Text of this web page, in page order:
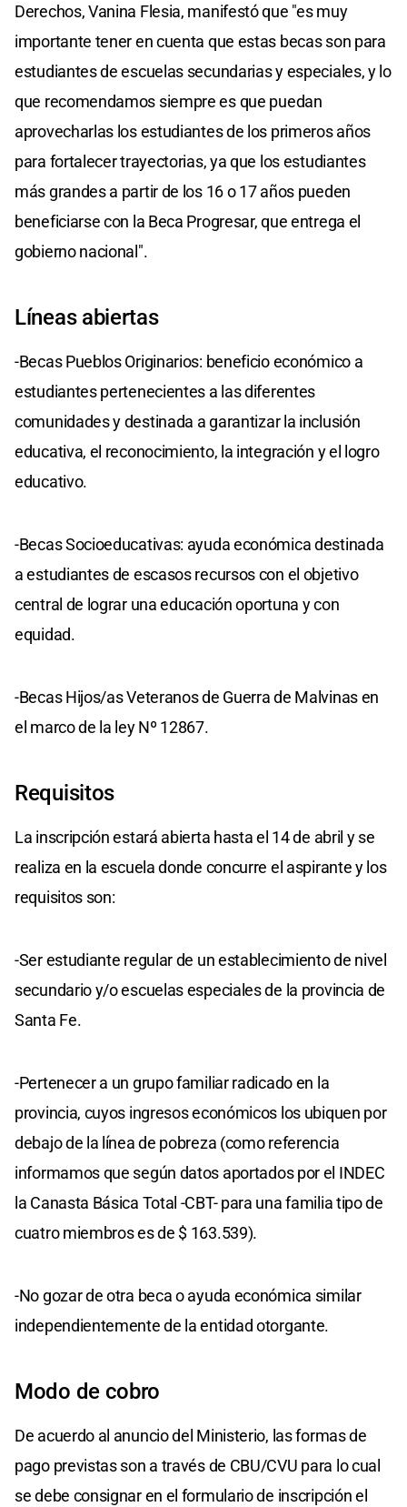
Derechos, Vanina Flesia, manifestó que "es muy
importante tener en cuenta que estas becas son para
estudiantes de escuelas secundarias y especiales, y lo
que recomendamos siempre es que puedan
aprovecharlas los estudiantes de los primeros años
para fortalecer trayectorias, ya que los estudiantes
más grandes a partir de los 16 o 17 años pueden
beneficiarse con la Beca Progresar, que entrega el
gobierno nacional".
Líneas abiertas
-Becas Pueblos Originarios: beneficio económico a
estudiantes pertenecientes a las diferentes
comunidades y destinada a garantizar la inclusión
educativa, el reconocimiento, la integración y el logro
educativo.
-Becas Socioeducativas: ayuda económica destinada
a estudiantes de escasos recursos con el objetivo
central de lograr una educación oportuna y con
equidad.
-Becas Hijos/as Veteranos de Guerra de Malvinas en
el marco de la ley Nº 12867.
Requisitos
La inscripción estará abierta hasta el 14 de abril y se
realiza en la escuela donde concurre el aspirante y los
requisitos son:
-Ser estudiante regular de un establecimiento de nivel
secundario y/o escuelas especiales de la provincia de
Santa Fe.
-Pertenecer a un grupo familiar radicado en la
provincia, cuyos ingresos económicos los ubiquen por
debajo de la línea de pobreza (como referencia
informamos que según datos aportados por el INDEC
la Canasta Básica Total -CBT- para una familia tipo de
cuatro miembros es de $ 163.539).
-No gozar de otra beca o ayuda económica similar
independientemente de la entidad otorgante.
Modo de cobro
De acuerdo al anuncio del Ministerio, las formas de
pago previstas son a través de CBU/CVU para lo cual
se debe consignar en el formulario de inscripción el